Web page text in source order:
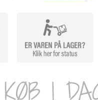
t
u